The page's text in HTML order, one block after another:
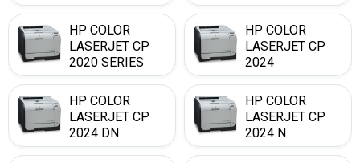
HP COLOR
LASERJET CP
2020 SERIES
HP COLOR
LASERJET CP
2024
HP COLOR
LASERJET CP
2024 DN
HP COLOR
LASERJET CP
2024 N